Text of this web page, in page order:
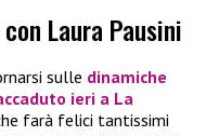
Laura Pausini
sulle dinamiche
ieri a La
farà felici tantissimi